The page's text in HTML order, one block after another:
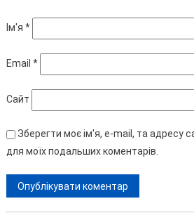
Ім'я *
Email *
Сайт
Зберегти моє ім'я, e-mail, та адресу
для моїх подальших коментарів.